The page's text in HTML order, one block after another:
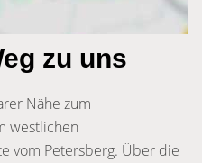
zu uns
Nähe zum
westlichen
vom Petersberg. Über die